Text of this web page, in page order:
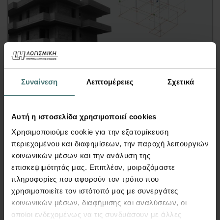
Συναίνεση Λεπτομέρειες Σχετικά
Αυτή η ιστοσελίδα χρησιμοποιεί cookies
Χρησιμοποιούμε cookie για την εξατομίκευση
περιεχομένου και διαφημίσεων, την παροχή λειτουργιών
κοινωνικών μέσων και την ανάλυση της
επισκεψιμότητάς μας. Επιπλέον, μοιραζόμαστε
πληροφορίες που αφορούν τον τρόπο που
χρησιμοποιείτε τον ιστότοπό μας με συνεργάτες
κοινωνικών μέσων, διαφήμισης και αναλύσεων, οι
οποίοι ενδεχομένως να τις συνδυάσουν με άλλες
Αποτίμηση Κτιρίου Από
Pushover & Ελαστική
Χρονοϊστορία
FespaR | Webinar
Παρακολουθήστε πως γίνεται με τοFespaR
έλεγχος επάρκειαςκτιρίου απόσκυρόδεμα
με ανελαστική ανάλυση Pushover& ελαστική
ανάλυση χρονοϊστορίας (μέθοδος m & q)
σύμφωνα με τον KAN.ΕΠΕ.